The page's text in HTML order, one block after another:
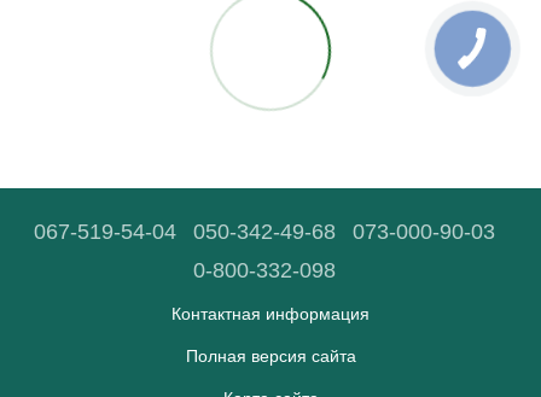
067-519-54-04 050-342-49-68
073-000-90-03
0-800-332-098
Контактная информация
Полная версия сайта